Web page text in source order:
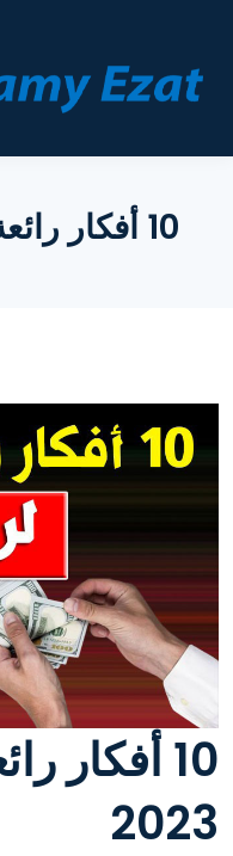
10 أفكار رائعة لربح المال 2023
10 أفكار
2023